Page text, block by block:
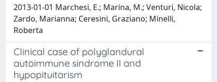
2013-01-01 Marchesi, E.; Marina, M.; Venturi, Nicola;
Zardo, Marianna; Ceresini, Graziano; Minelli,
Roberta
Clinical case of polyglandural
autoimmune sindrome II and
hypopituitarism